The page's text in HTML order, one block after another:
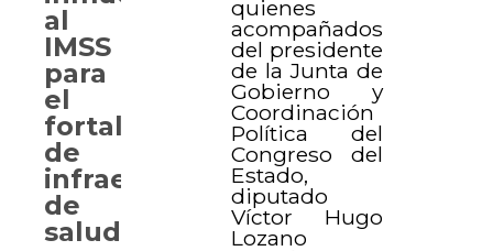
quienes
acompañados
del presidente
de la Junta de
Gobierno y
Coordinación
Política del
Congreso del
Estado,
diputado
Víctor Hugo
Lozano
al
IMSS
para
el
fortalecimiento
de
infraestructura
de
salud